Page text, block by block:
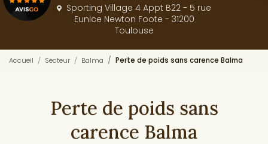
Sporting Village 4 Appt B22 - 5 rue
Eunice Newton Foote - 31200
Toulouse
Accueil Secteur Balma Perte de poids sans carence Balma
Perte de poids sans
carence Balma